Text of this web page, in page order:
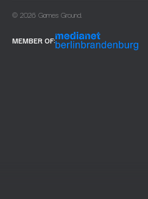
© 2026 Games Ground.
MEMBER OF: